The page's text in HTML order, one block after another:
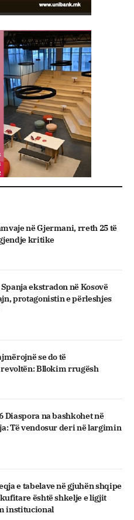
në Gjermani, rreth 25 të
kritike
ekstradon në Kosovë
protagonistin e përleshjes
se do të
Bllokim rrugësh
Diaspora na bashkohet në
Të vendosur deri në largimin
e tabelave në gjuhën shqipe
është shkelje e ligjit
institucional